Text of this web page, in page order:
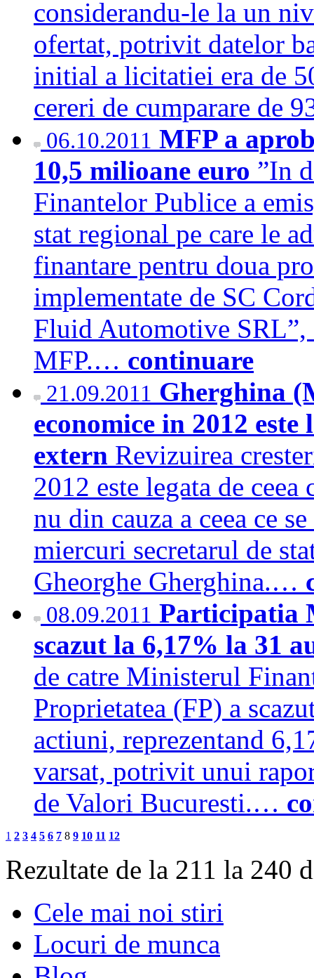
considerandu-le la un
ofertat, potrivit datelor
initial a licitatiei era de
cereri de cumparare de
06.10.2011 MFP a
10,5 milioane euro ”In
Finantelor Publice a
stat regional pe care le
finantare pentru doua
implementate de SC
Fluid Automotive SRL”,
MFP.… continuare
21.09.2011 Gherghina
economice in 2012
extern Revizuirea
2012 este legata de
nu din cauza a ceea ce
miercuri secretarul de
Gheorghe Gherghina.…
08.09.2011 Participatia
scazut la 6,17% la 31
de catre Ministerul
Proprietatea (FP) a
actiuni, reprezentand
varsat, potrivit unui
de Valori Bucuresti.…
1 2 3 4 5 6 7 8 9 10 11 12
Rezultate de la 211 la 240
Cele mai noi stiri
Locuri de munca